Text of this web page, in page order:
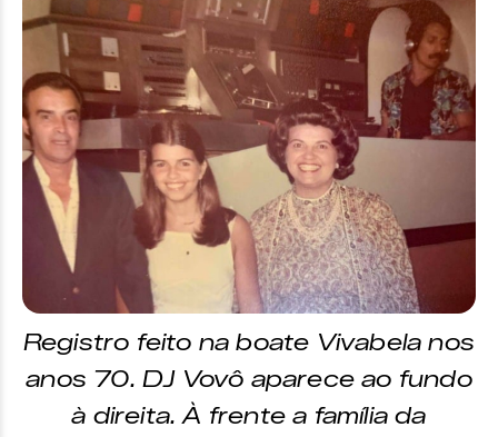
Registro feito na boate Vivabela nos
anos 70. DJ Vovô aparece ao fundo
à direita. À frente a família da